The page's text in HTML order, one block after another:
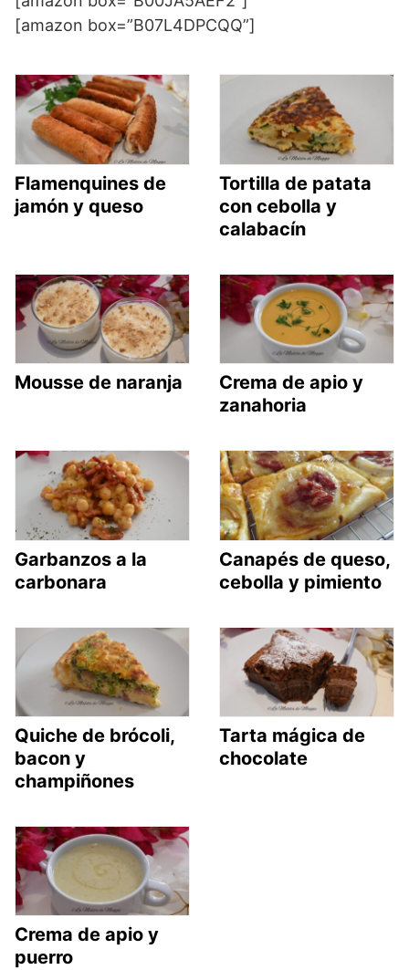
[amazon box=”B07L4DPCQQ”]
Flamenquines de
jamón y queso
Tortilla de patata
con cebolla y
calabacín
Mousse de naranja
Crema de apio y
zanahoria
Garbanzos a la
carbonara
Canapés de queso,
cebolla y pimiento
Quiche de brócoli,
bacon y
champiñones
Tarta mágica de
chocolate
Crema de apio y
puerro